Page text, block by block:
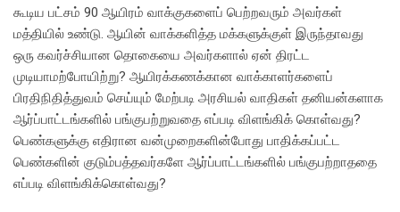
கூடிய பட்சம் 90 ஆயிரம் வாக்குகளைப் பெற்றவரும் அவர்கள்
மத்தியில் உண்டு. ஆயின் வாக்களித்த மக்களுக்குள் இருந்தாவது
ஒரு கவர்ச்சியான தொகையை அவர்களால் ஏன் திரட்ட
முடியாமற்போயிற்று? ஆயிரக்கணக்கான வாக்காளர்களைப்
பிரதிநிதித்துவம் செய்யும் மேற்படி அரசியல் வாதிகள் தனியன்களாக
ஆர்ப்பாட்டங்களில் பங்குபற்றுவதை எப்படி விளங்கிக் கொள்வது?
பெண்களுக்கு எதிரான வன்முறைகளின்போது பாதிக்கப்பட்ட
பெண்களின் குடும்பத்தவர்களே ஆர்ப்பாட்டங்களில் பங்குபற்றாததை
எப்படி விளங்கிக்கொள்வது?